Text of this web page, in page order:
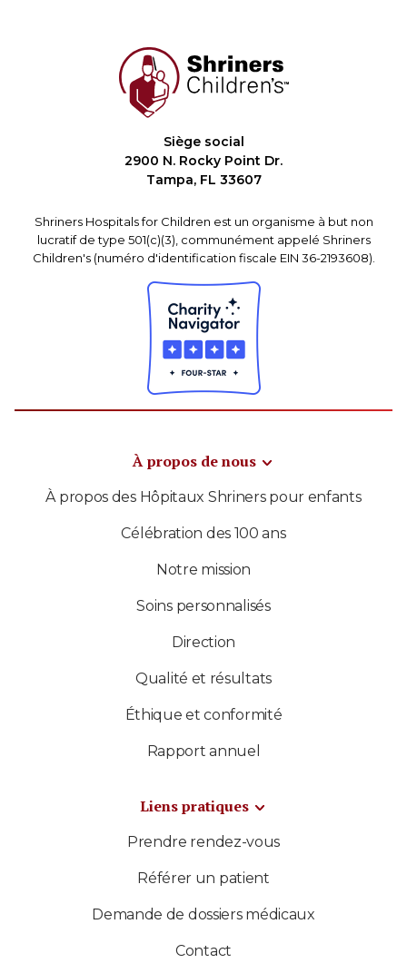
Siège social
2900 N. Rocky Point Dr.
Tampa, FL 33607
Shriners Hospitals for Children est un organisme à but non
lucratif de type 501(c)(3), communément appelé Shriners
Children's (numéro d'identification fiscale EIN 36-2193608).
À propos de nous
À propos des Hôpitaux Shriners pour enfants
Célébration des 100 ans
Notre mission
Soins personnalisés
Direction
Qualité et résultats
Éthique et conformité
Rapport annuel
Liens pratiques
Prendre rendez-vous
Référer un patient
Demande de dossiers médicaux
Contact